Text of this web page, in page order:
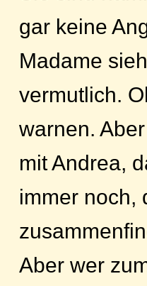
gar keine
Madame
vermutlich.
warnen.
mit Andrea,
immer noch,
Aber wer